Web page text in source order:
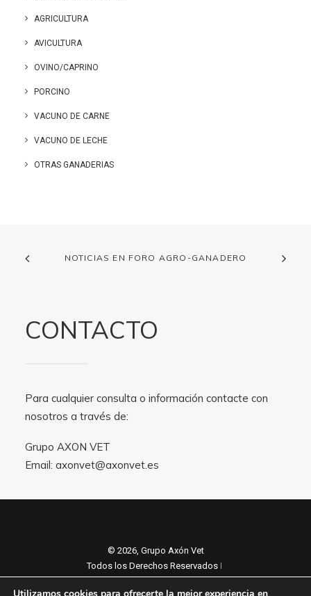
AGRICULTURA
AVICULTURA
OVINO/CAPRINO
PORCINO
VACUNO DE CARNE
VACUNO DE LECHE
OTRAS GANADERIAS
NOTICIAS EN FORO AGRO-GANADERO
CONTACTO
Para cualquier consulta o información contacte con
nosotros a través de:
Grupo AXON VET
Email: axonvet@axonvet.es
© 2026, Grupo Axón Vet
Todos los Derechos Reservados ǀ